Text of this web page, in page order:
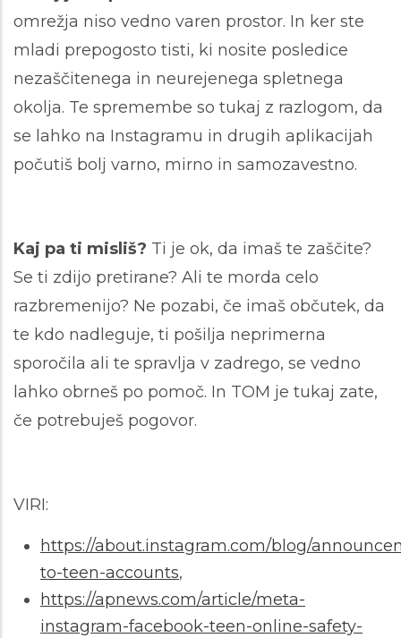
omrežja niso vedno varen prostor. In ker ste
mladi prepogosto tisti, ki nosite posledice
nezaščitenega in neurejenega spletnega
okolja. Te spremembe so tukaj z razlogom, da
se lahko na Instagramu in drugih aplikacijah
počutiš bolj varno, mirno in samozavestno.
Kaj pa ti misliš? Ti je ok, da imaš te zaščite?
Se ti zdijo pretirane? Ali te morda celo
razbremenijo? Ne pozabi, če imaš občutek, da
te kdo nadleguje, ti pošilja neprimerna
sporočila ali te spravlja v zadrego, se vedno
lahko obrneš po pomoč. In TOM je tukaj zate,
če potrebuješ pogovor.
VIRI:
https://about.instagram.com/blog/
to-teen-accounts,
https://apnews.com/article/meta-
instagram-facebook-teen-online-safety-